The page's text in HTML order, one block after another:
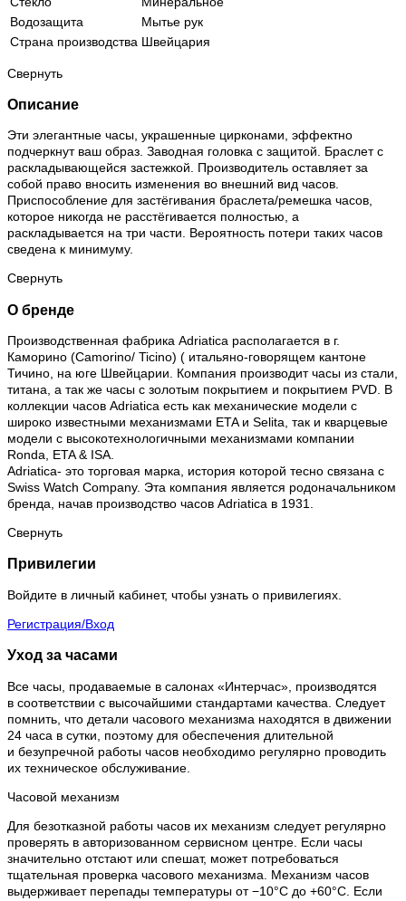
Водозащита
Мытье рук
Страна производства Швейцария
Свернуть
Описание
Эти элегантные часы, украшенные цирконами, эффектно
подчеркнут ваш образ. Заводная головка с защитой. Браслет с
раскладывающейся застежкой. Производитель оставляет за
собой право вносить изменения во внешний вид часов.
Приспособление для застёгивания браслета/ремешка часов,
которое никогда не расстёгивается полностью, а
раскладывается на три части. Вероятность потери таких часов
сведена к минимуму.
Свернуть
О бренде
Производственная фабрика Adriatica располагается в г.
Каморино (Camorino/ Ticino) ( итальяно-говорящем кантоне
Тичино, на юге Швейцарии. Компания производит часы из стали,
титана, а так же часы с золотым покрытием и покрытием PVD. В
коллекции часов Adriatica есть как механические модели с
широко известными механизмами ETA и Selita, так и кварцевые
модели с высокотехнологичными механизмами компании
Ronda, ETA & ISA.
Adriatica- это торговая марка, история которой тесно связана с
Swiss Watch Company. Эта компания является родоначальником
бренда, начав производство часов Adriatica в 1931.
Свернуть
Привилегии
Войдите в личный кабинет, чтобы узнать о привилегиях.
Регистрация/Вход
Уход за часами
Все часы, продаваемые в салонах «Интерчас», производятся
в соответствии с высочайшими стандартами качества. Следует
помнить, что детали часового механизма находятся в движении
24 часа в сутки, поэтому для обеспечения длительной
и безупречной работы часов необходимо регулярно проводить
их техническое обслуживание.
Часовой механизм
Для безотказной работы часов их механизм следует регулярно
проверять в авторизованном сервисном центре. Если часы
значительно отстают или спешат, может потребоваться
тщательная проверка часового механизма. Механизм часов
выдерживает перепады температуры от −10°C до +60°C. Если